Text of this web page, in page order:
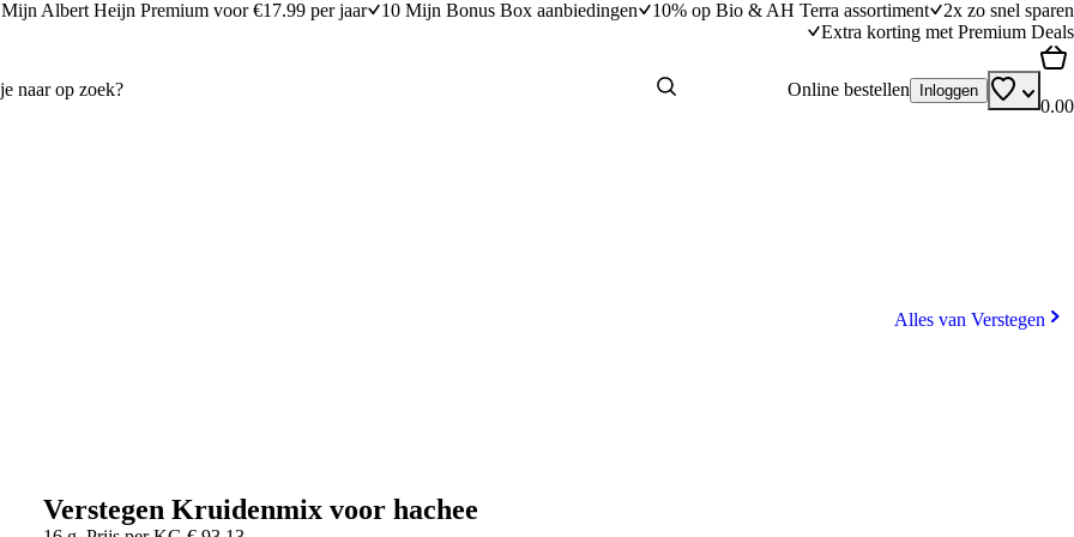
Mijn Albert Heijn Premium voor €17.99 per jaar 10 Mijn Bonus Box aanbiedingen 10% op Bio & AH Terra assortiment
2x zo snel sparen
Extra korting met Premium Deals
Online bestellen Inloggen
0.00
Alles van Verstegen
Verstegen Kruidenmix voor hachee